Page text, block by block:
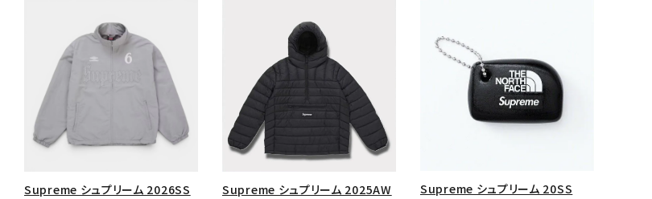
ショルダー・ウエストバッグ
ブラックスウェット
在庫のない商品を表示する
絞り込んで検索する
Supreme シュプリーム 2026SS
Supreme シュプリーム 2025AW
Supreme シュプリーム 20SS